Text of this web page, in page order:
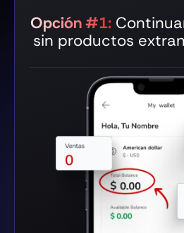
Opción #1:
sin productos